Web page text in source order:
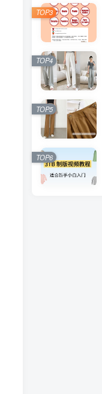
TOP3
TOP4
TOP5
TOP6